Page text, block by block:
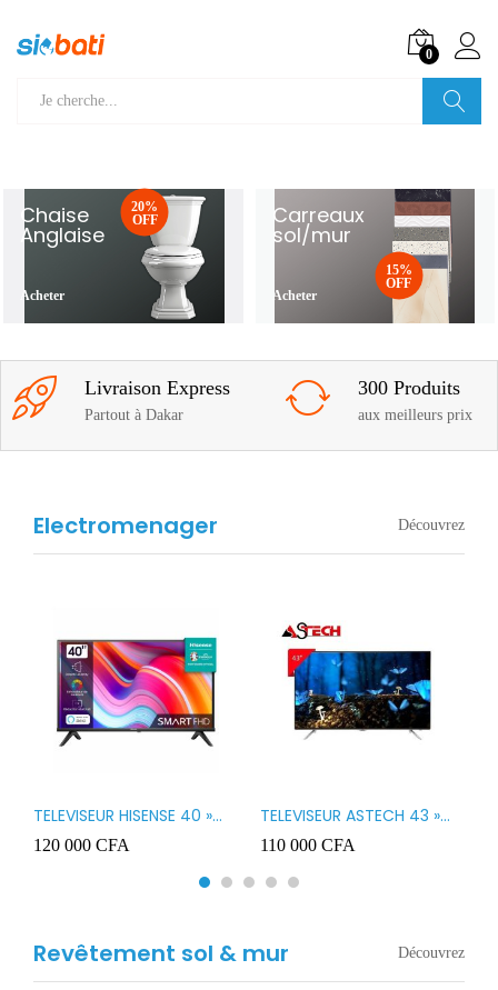
0
Chaise
Anglaise
Acheter
20%
OFF
Carreaux
sol/mur
Acheter
15%
OFF
Livraison Express
Partout à Dakar
300 Produits
aux meilleurs prix
Electromenager Découvrez
TELEVISEUR HISENSE 40 »
LED SMART VIDAA 40A4K
120 000 CFA
TELEVISEUR ASTECH 43 »
LED 43OD15
110 000 CFA
Revêtement sol & mur Découvrez